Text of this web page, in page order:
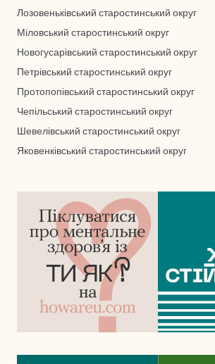
Лозовеньківський старостинський округ
Міловський старостинський округ
Новогусарівський старостинський округ
Петрівський старостинський округ
Протопопівський старостинський округ
Чепільський старостинський округ
Шевелівський старостинський округ
Яковенківський старостинський округ